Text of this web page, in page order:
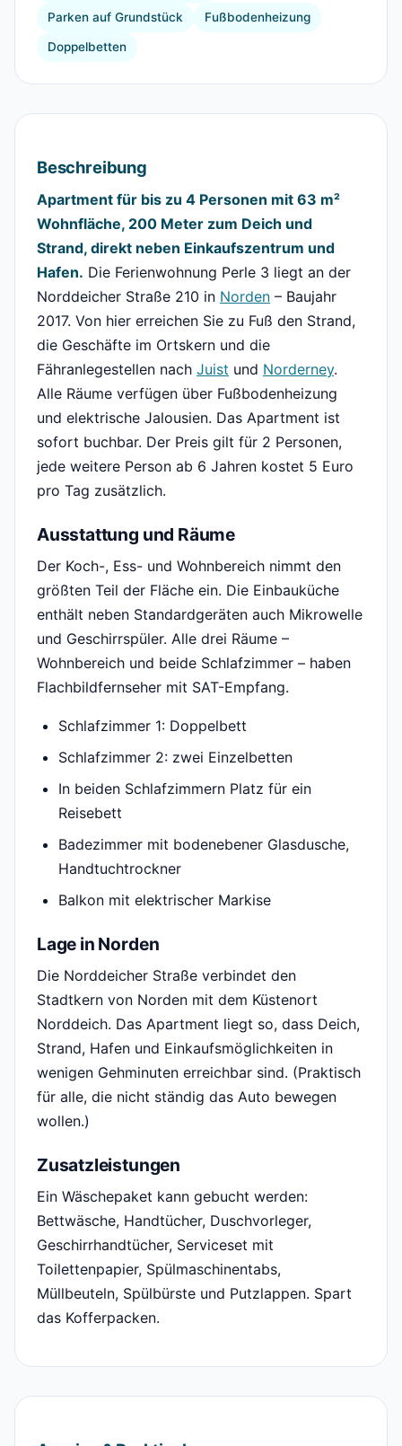
Parken auf Grundstück Fußbodenheizung
Doppelbetten
Beschreibung
Apartment für bis zu 4 Personen mit 63 m²
Wohnfläche, 200 Meter zum Deich und
Strand, direkt neben Einkaufszentrum und
Hafen. Die Ferienwohnung Perle 3 liegt an der
Norddeicher Straße 210 in Norden – Baujahr
2017. Von hier erreichen Sie zu Fuß den Strand,
die Geschäfte im Ortskern und die
Fähranlegestellen nach Juist und Norderney.
Alle Räume verfügen über Fußbodenheizung
und elektrische Jalousien. Das Apartment ist
sofort buchbar. Der Preis gilt für 2 Personen,
jede weitere Person ab 6 Jahren kostet 5 Euro
pro Tag zusätzlich.
Ausstattung und Räume
Der Koch-, Ess- und Wohnbereich nimmt den
größten Teil der Fläche ein. Die Einbauküche
enthält neben Standardgeräten auch Mikrowelle
und Geschirrspüler. Alle drei Räume –
Wohnbereich und beide Schlafzimmer – haben
Flachbildfernseher mit SAT-Empfang.
Schlafzimmer 1: Doppelbett
Schlafzimmer 2: zwei Einzelbetten
In beiden Schlafzimmern Platz für ein
Reisebett
Badezimmer mit bodenebener Glasdusche,
Handtuchtrockner
Balkon mit elektrischer Markise
Lage in Norden
Die Norddeicher Straße verbindet den
Stadtkern von Norden mit dem Küstenort
Norddeich. Das Apartment liegt so, dass Deich,
Strand, Hafen und Einkaufsmöglichkeiten in
wenigen Gehminuten erreichbar sind. (Praktisch
für alle, die nicht ständig das Auto bewegen
wollen.)
Zusatzleistungen
Ein Wäschepaket kann gebucht werden:
Bettwäsche, Handtücher, Duschvorleger,
Geschirrhandtücher, Serviceset mit
Toilettenpapier, Spülmaschinentabs,
Müllbeuteln, Spülbürste und Putzlappen. Spart
das Kofferpacken.